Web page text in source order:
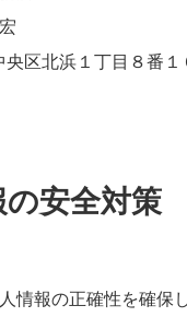
区北浜１丁目８番
の安全対策
情報の正確性を確保